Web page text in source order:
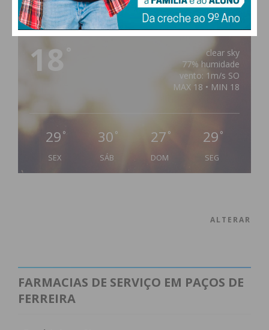
PAÇOS DE FERREIRA
18
clear sky
77% humidade
vento: 1m/s SO
MAX 18 • MIN 18
29 °
SEX
30 °
SÁB
27 °
DOM
29 °
SEG
ALTERAR
FARMACIAS DE SERVIÇO EM PAÇOS DE
FERREIRA